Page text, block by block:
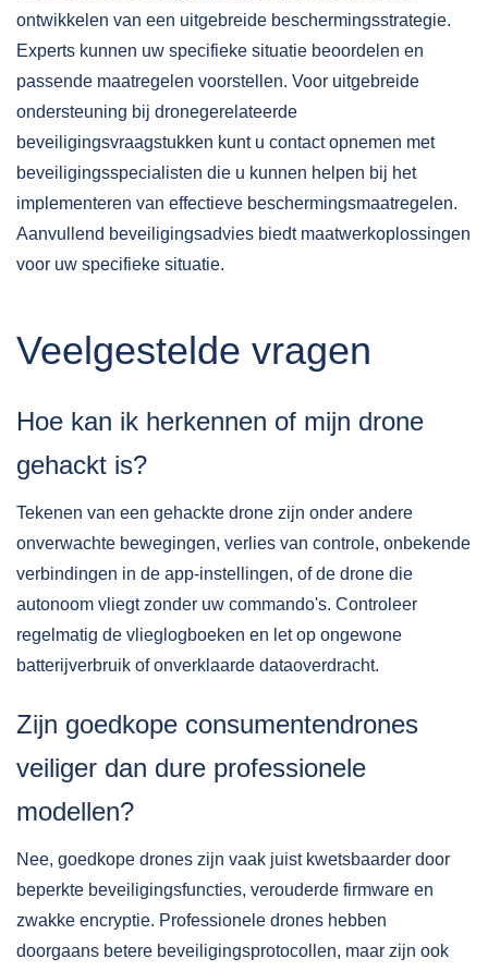
ontwikkelen van een uitgebreide beschermingsstrategie.
Experts kunnen uw specifieke situatie beoordelen en
passende maatregelen voorstellen. Voor uitgebreide
ondersteuning bij dronegerelateerde
beveiligingsvraagstukken kunt u contactopnemen met
beveiligingsspecialisten die u kunnen helpen bij het
implementeren van effectieve beschermingsmaatregelen.
Aanvullend beveiligingsadvies biedt maatwerkoplossingen
voor uw specifieke situatie.
Veelgestelde vragen
Hoe kan ik herkennen of mijn drone
gehackt is?
Tekenen van een gehackte drone zijn onder andere
onverwachte bewegingen, verlies van controle, onbekende
verbindingen in de app-instellingen, of de drone die
autonoom vliegt zonder uw commando's. Controleer
regelmatig de vlieglogboeken en let op ongewone
batterijverbruik of onverklaarde dataoverdracht.
Zijn goedkope consumentendrones
veiliger dan dure professionele
modellen?
Nee, goedkope drones zijn vaak juist kwetsbaarder door
beperkte beveiligingsfuncties, verouderde firmware en
zwakke encryptie. Professionele drones hebben
doorgaans betere beveiligingsprotocollen, maar zijn ook